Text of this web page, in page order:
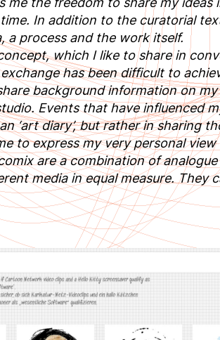
In addition to the curatorial
a process and the work itself.
which I like to share in
has been difficult to
background information on
Events that have influenced
‘art diary’, but rather in sharing
to express my very personal
are a combination of
media in equal measure. They